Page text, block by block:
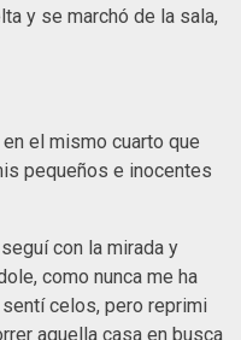
y se marchó de la sala,
el mismo cuarto que
pequeños e inocentes
con la mirada y
como nunca me ha
celos, pero reprimi
aquella casa en busca